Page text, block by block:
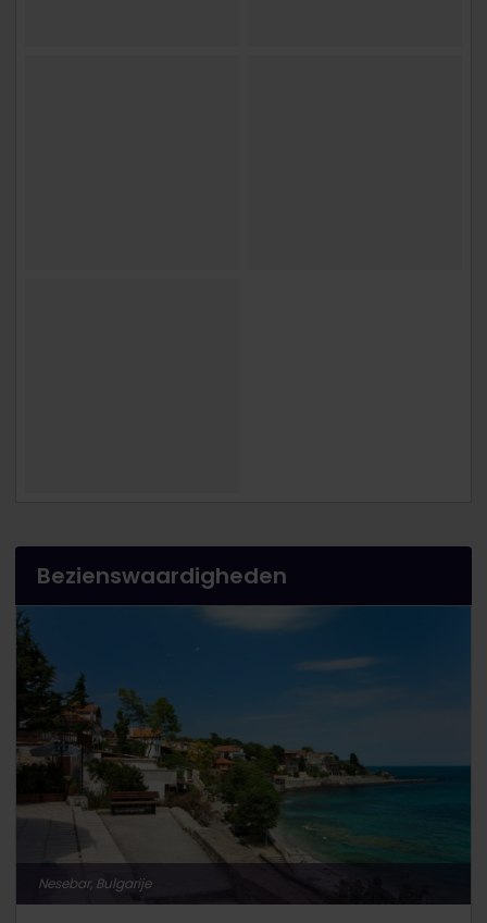
Bezienswaardigheden
Nesebar, Bulgarije